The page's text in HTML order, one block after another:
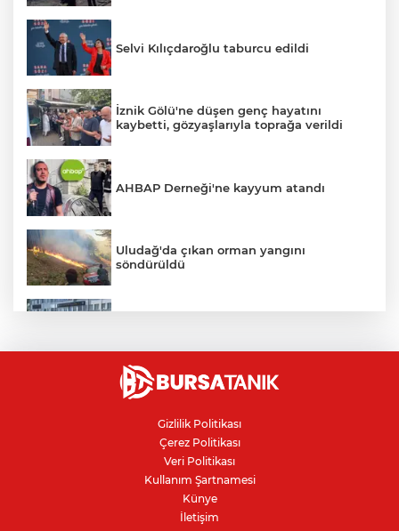
Selvi Kılıçdaroğlu taburcu edildi
İznik Gölü'ne düşen genç hayatını
kaybetti, gözyaşlarıyla toprağa verildi
AHBAP Derneği'ne kayyum atandı
Uludağ'da çıkan orman yangını
söndürüldü
Avcılar Belediye Başkanı hakkında
tahliye kararı
Bursa'da yolcu otobüsünün çarptığı
kadın ağır yaralandı
Gizlilik Politikası
Çerez Politikası
Veri Politikası
Kullanım Şartnamesi
Künye
İletişim